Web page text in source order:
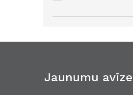
Jaunumu avīze